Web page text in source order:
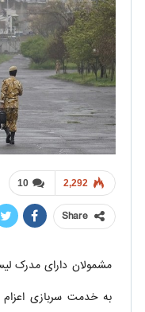
10 2,292
Share
مشمولان دارای مدرک
به خدمت سربازی اعزام